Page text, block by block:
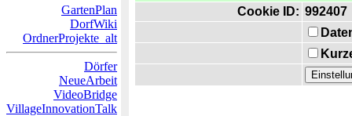
GartenPlan
DorfWiki
OrdnerProjekte_alt
Dörfer
NeueArbeit
VideoBridge
VillageInnovationTalk
Cookie ID: 992407